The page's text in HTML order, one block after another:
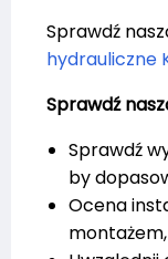
Sprawdź
hydrauliczne
Sprawdź
Sprawdź
by
Ocena